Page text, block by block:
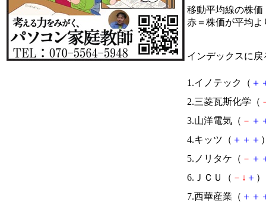
移動平均線の株価
赤＝株価が平均
インデックスに戻
1.イノテック（ ＋
2.三菱瓦斯化学（
3.山洋電気（ － ＋
4.キッツ（ ＋ ＋ ＋
5.ノリタケ（ － ＋
6.ＪＣＵ（ － ↓ ＋
7.西華産業（ ＋ ＋